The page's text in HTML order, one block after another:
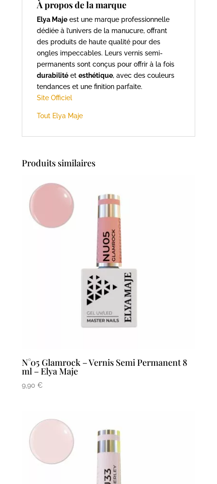
À propos de la marque
Elya Majeest une marque professionnelle
dédiée à l’univers de la manucure, offrant
des produits de haute qualité pour des
ongles impeccables. Leurs vernis semi-
permanents sont conçus pour offrir à la fois
durabilitéet esthétique, avec des couleurs
tendances et une finition parfaite.
Site Officiel
Tout Elya Maje
Produits similaires
N°05 Glamrock – Vernis Semi Permanent 8
ml – Elya Maje
9,90 €